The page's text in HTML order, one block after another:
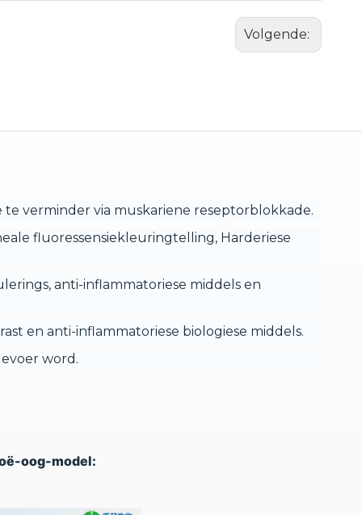
Volgende:
verminder via muskariene reseptorblokkade.
fluoressensiekleuringtelling, Harderiese
anti-inflammatoriese middels en
en anti-inflammatoriese biologiese middels.
word.
oog-model: